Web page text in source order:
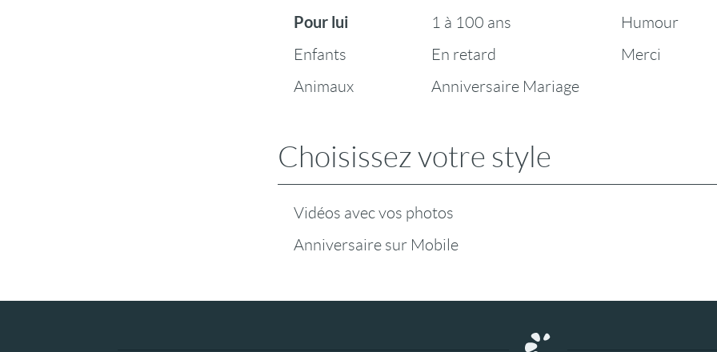
Pour lui
Enfants
Animaux
1 à 100 ans
En retard
Anniversaire Mariage
Humour
Merci
Choisissez votre style
Vidéos avec vos photos
Anniversaire sur Mobile